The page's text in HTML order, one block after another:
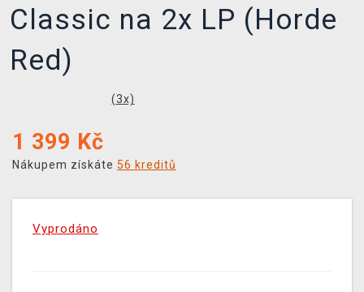
Classic na 2x LP (Horde
Red)
(3x)
1 399 Kč
Nákupem získáte 56 kreditů
Vyprodáno